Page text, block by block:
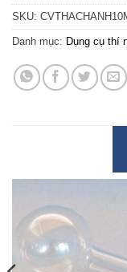
SKU:
Danh mục: Dụng cụ thí